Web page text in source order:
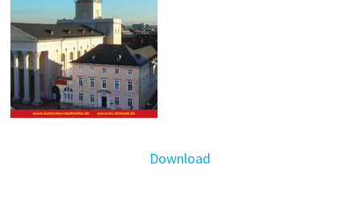
Download